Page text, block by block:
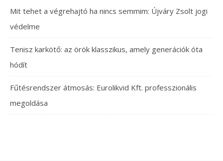
Mit tehet a végrehajtó ha nincs semmim: Újváry Zsolt jogi
védelme
Tenisz karkötő: az örök klasszikus, amely generációk óta
hódít
Fűtésrendszer átmosás: Eurolikvid Kft. professzionális
megoldása